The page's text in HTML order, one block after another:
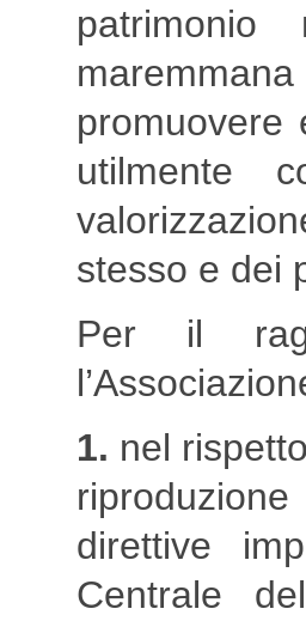
promuovere
utilmente
stesso e dei
Per il
1. nel
direttive
Centrale